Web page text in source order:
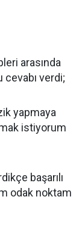
arasında
cevabı verdi;
yapmaya
istiyorum
başarılı
odak noktam